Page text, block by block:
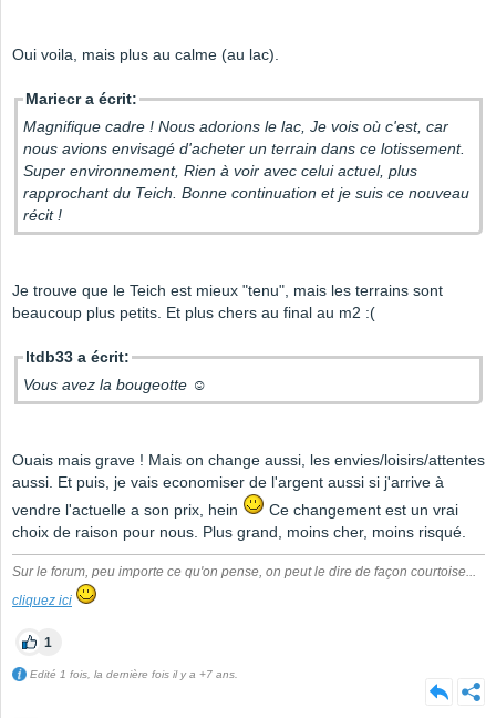
Oui voila, mais plus au calme (au lac).
Mariecr a écrit:
Magnifique cadre ! Nous adorions le lac, Je vois où c'est, car
nous avions envisagé d'acheter un terrain dans ce lotissement.
Super environnement, Rien à voir avec celui actuel, plus
rapprochant du Teich. Bonne continuation et je suis ce nouveau
récit !
Je trouve que le Teich est mieux "tenu", mais les terrains sont
beaucoup plus petits. Et plus chers au final au m2 :(
ltdb33 a écrit:
Vous avez la bougeotte ☺
Ouais mais grave ! Mais on change aussi, les envies/loisirs/attentes
aussi. Et puis, je vais economiser de l'argent aussi si j'arrive à
vendre l'actuelle a son prix, hein
Ce changement est un vrai
choix de raison pour nous. Plus grand, moins cher, moins risqué.
Sur le forum, peu importe ce qu'on pense, on peut le dire de façon courtoise...
cliquez ici
1
Edité 1 fois, la dernière fois il y a +7 ans.